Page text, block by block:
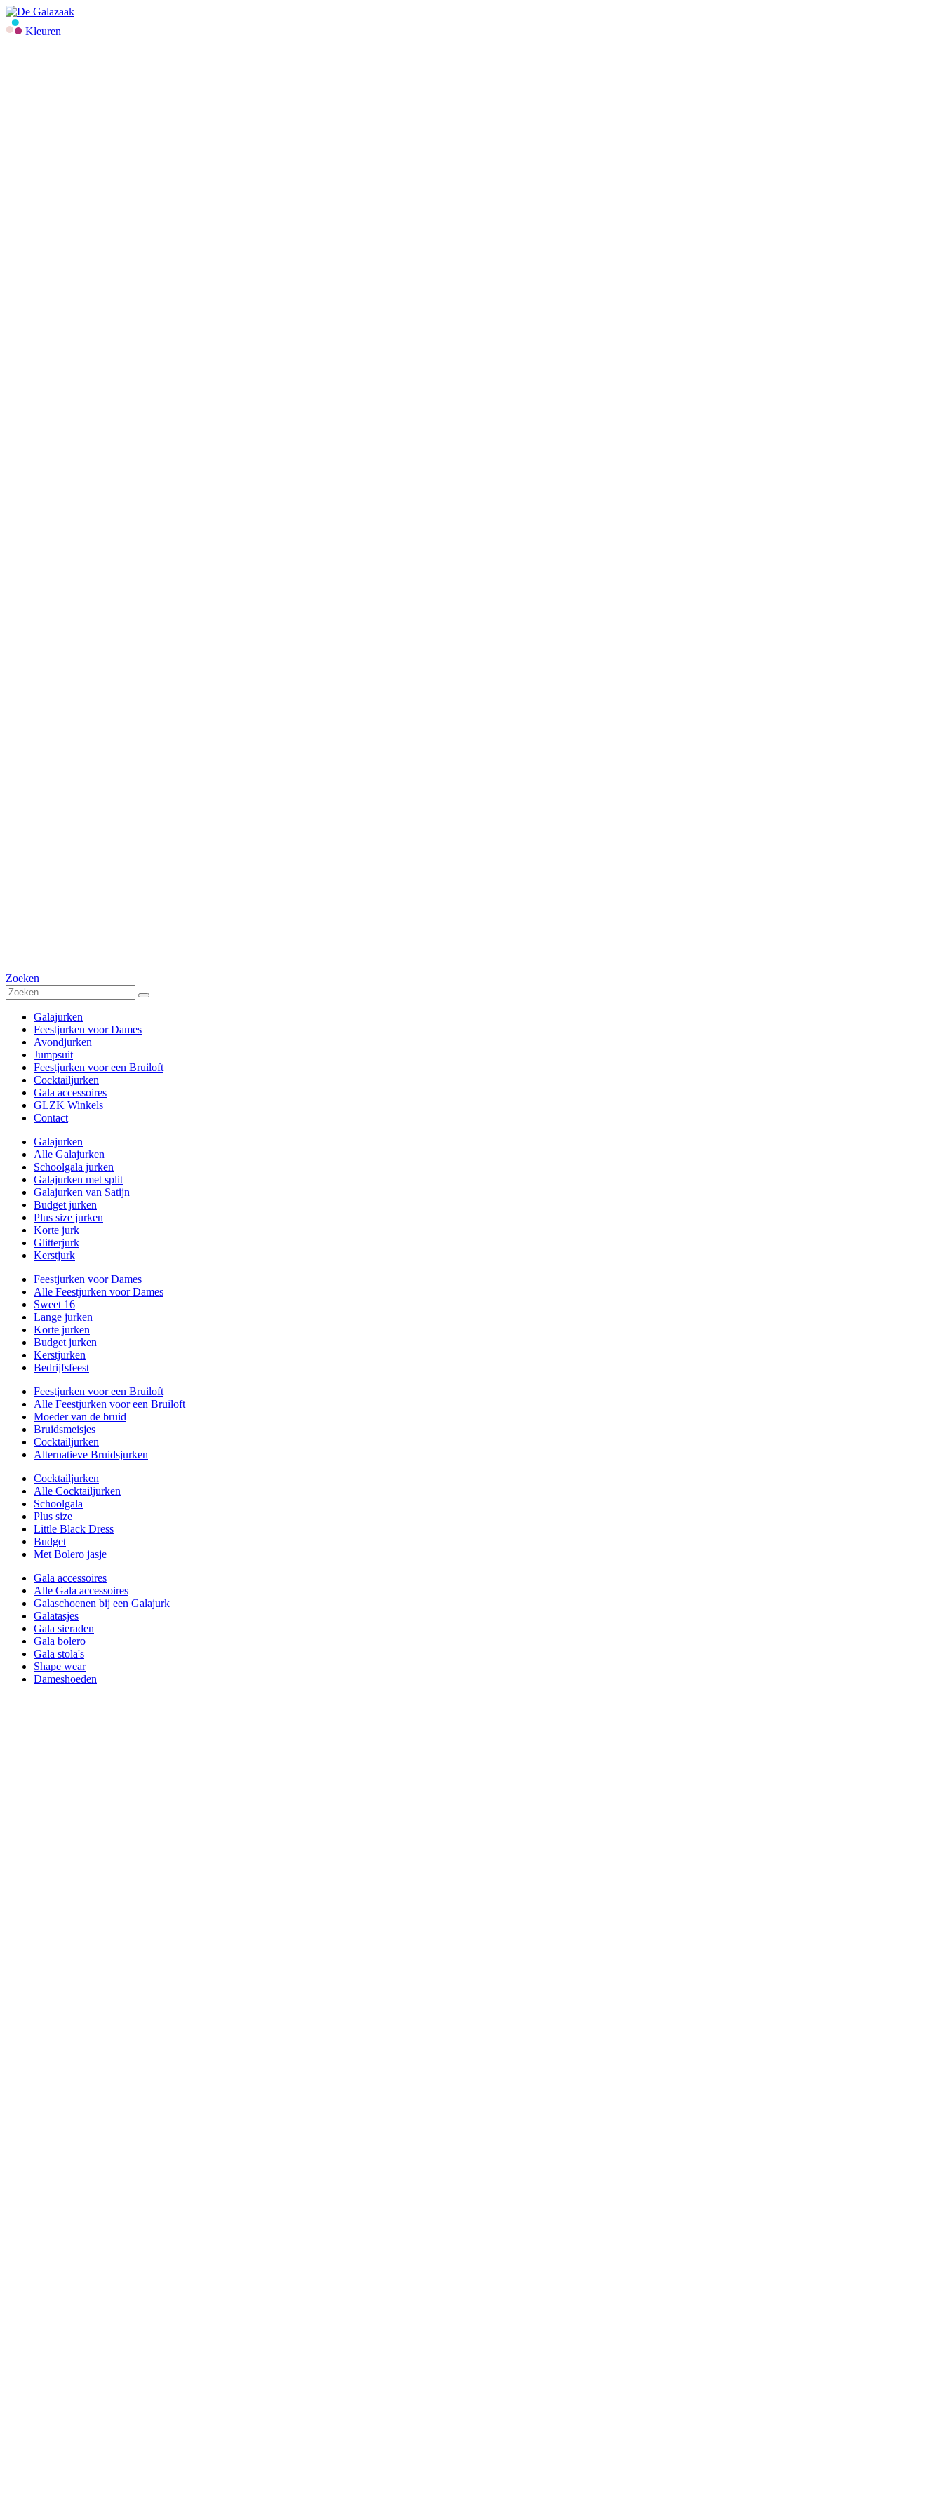
Kleuren
Zoeken
Galajurken
Feestjurken voor Dames
Avondjurken
Jumpsuit
Feestjurken voor een Bruiloft
Cocktailjurken
Gala accessoires
GLZK Winkels
Contact
Galajurken
Alle Galajurken
Schoolgala jurken
Galajurken met split
Galajurken van Satijn
Budget jurken
Plus size jurken
Korte jurk
Glitterjurk
Kerstjurk
Feestjurken voor Dames
Alle Feestjurken voor Dames
Sweet 16
Lange jurken
Korte jurken
Budget jurken
Kerstjurken
Bedrijfsfeest
Feestjurken voor een Bruiloft
Alle Feestjurken voor een Bruiloft
Moeder van de bruid
Bruidsmeisjes
Cocktailjurken
Alternatieve Bruidsjurken
Cocktailjurken
Alle Cocktailjurken
Schoolgala
Plus size
Little Black Dress
Budget
Met Bolero jasje
Gala accessoires
Alle Gala accessoires
Galaschoenen bij een Galajurk
Galatasjes
Gala sieraden
Gala bolero
Gala stola's
Shape wear
Dameshoeden